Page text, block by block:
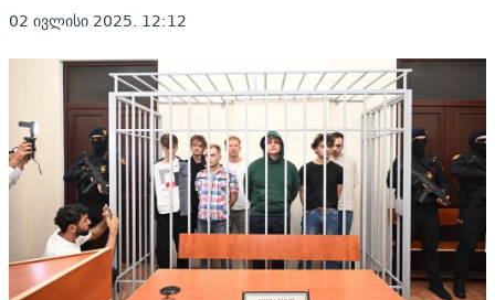
02 ივლისი 2025. 12:12